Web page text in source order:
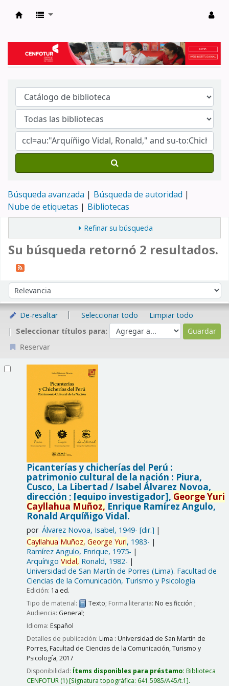
Búsqueda avanzada
Búsqueda de autoridad
Nube de etiquetas
Bibliotecas
Refinar su búsqueda
Su búsqueda retornó 2 resultados.
Ordenar por:
De-resaltar Seleccionar todo
Limpiar todo
Seleccionar títulos para:
Reservar
Picanterías y chicherías del Perú :
patrimonio cultural de la nación : Piura,
Cusco, La Libertad / Isabel Álvarez Novoa,
dirección ; [equipo investigador], GeorgeYuri
Cayllahua Muñoz, Enrique Ramírez Angulo,
Ronald Arquíñigo Vidal.
por Álvarez Novoa, Isabel, 1949- [dir.]
Cayllahua Muñoz, George Yuri, 1983-
Ramírez Angulo, Enrique, 1975-
Arquíñigo Vidal, Ronald, 1982-
Universidad de San Martín de Porres (Lima). Facultad de
Ciencias de la Comunicación, Turismo y Psicología
Edición: 1a ed.
Tipo de material:
Texto; Forma literaria: No es ficción ;
Audiencia: General;
Idioma: Español
Detalles de publicación: Lima : Universidad de San Martín de
Porres, Facultad de Ciencias de la Comunicación, Turismo y
Psicología,2017
Disponibilidad: Ítems disponibles para préstamo: Biblioteca
CENFOTUR(1) Signatura topográfica: 641.5985/A45/t.1 .